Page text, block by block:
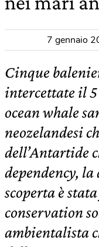
7 gennaio
Cinque
intercettate il
ocean whale
neozelandesi
dell’Antartide
dependency,
scoperta è
conservation
ambientalista